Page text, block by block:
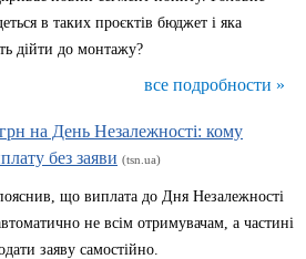
в таких проєктів бюджет і яка
дійти до монтажу?
все подробности »
на День Незалежності: кому
без заяви (tsn.ua)
що виплата до Дня Незалежності
не всім отримувачам, а частині
заяву самостійно.